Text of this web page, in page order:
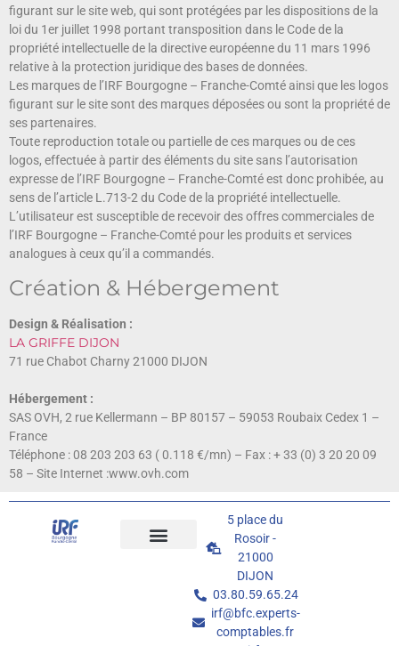
figurant sur le site web, qui sont protégées par les dispositions de la
loi du 1er juillet 1998 portant transposition dans le Code de la
propriété intellectuelle de la directive européenne du 11 mars 1996
relative à la protection juridique des bases de données.
Les marques de l’IRF Bourgogne – Franche-Comté ainsi que les logos
figurant sur le site sont des marques déposées ou sont la propriété de
ses partenaires.
Toute reproduction totale ou partielle de ces marques ou de ces
logos, effectuée à partir des éléments du site sans l’autorisation
expresse de l’IRF Bourgogne – Franche-Comté est donc prohibée, au
sens de l’article L.713-2 du Code de la propriété intellectuelle.
L’utilisateur est susceptible de recevoir des offres commerciales de
l’IRF Bourgogne – Franche-Comté pour les produits et services
analogues à ceux qu’il a commandés.
Création & Hébergement
Design & Réalisation :
LA GRIFFE DIJON
71 rue Chabot Charny 21000 DIJON
Hébergement :
SAS OVH, 2 rue Kellermann – BP 80157 – 59053 Roubaix Cedex 1 –
France
Téléphone : 08 203 203 63 ( 0.118 €/mn) – Fax : + 33 (0) 3 20 20 09
58 – Site Internet :www.ovh.com
5 place du
Rosoir -
21000
DIJON
03.80.59.65.24
irf@bfc.experts-
comptables.fr